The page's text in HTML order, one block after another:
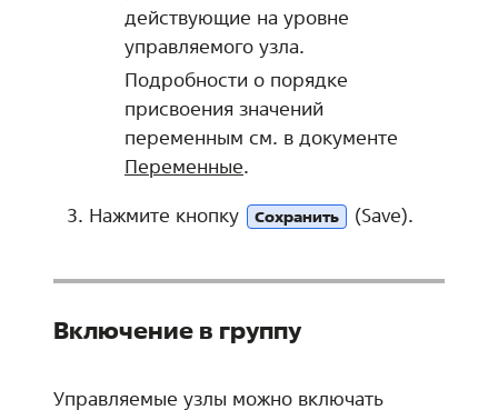
действующие на уровне
управляемого узла.
Подробности о порядке
присвоения значений
переменным см. в документе
Переменные
Нажмите кнопку Сохранить (Save).
Включение в группу
Управляемые узлы можно включать